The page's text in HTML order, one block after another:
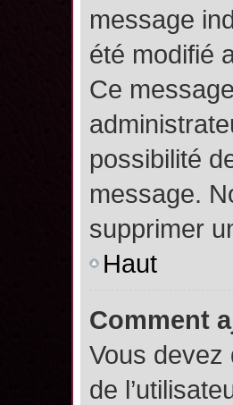
message
été modifié
Ce
possibilité
message.
supprimer
Haut
Comment
Vous devez
de